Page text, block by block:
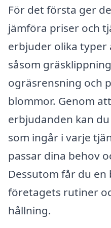
För det första ger
jämföra priser och
erbjuder olika typer
såsom
ogräsrensning och
blommor. Genom
erbjudanden kan
som ingår i varje
passar dina behov
Dessutom får du
företagets rutiner
hållning.